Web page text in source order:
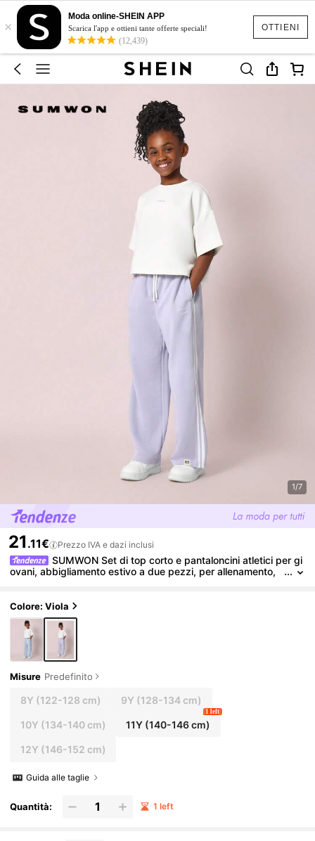
OTTIENI
×
Moda online-SHEIN APP
Scarica l'app e ottieni tante offerte speciali!
(12,439)
1/7
21 .11€ Prezzo IVA e dazi inclusi
SUMWON Set di top corto e pantaloncini atletici per gi
ovani, abbigliamento estivo a due pezzi, per allenamento,
Colore: Viola
Misure Predefinito
8Y (122-128 cm) 9Y (128-134 cm)
10Y (134-140 cm) 11Y (140-146 cm)
1 left
12Y (146-152 cm)
Guida alle taglie
Quantità: 1 left